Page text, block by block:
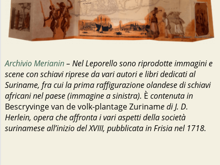
Archivio Merianin– Nel Leporello sono riprodotte immagini e
scene con schiavi riprese da vari autori e libri dedicati al
Suriname, fra cui la prima raffigurazione olandese di schiavi
africani nel paese (immagine a sinistra). È contenuta in
Bescryvinge van de volk-plantage Zuriname di J. D.
Herlein, opera che affronta i vari aspetti della società
surinamese all’inizio del XVIII, pubblicata in Frisia nel 1718.